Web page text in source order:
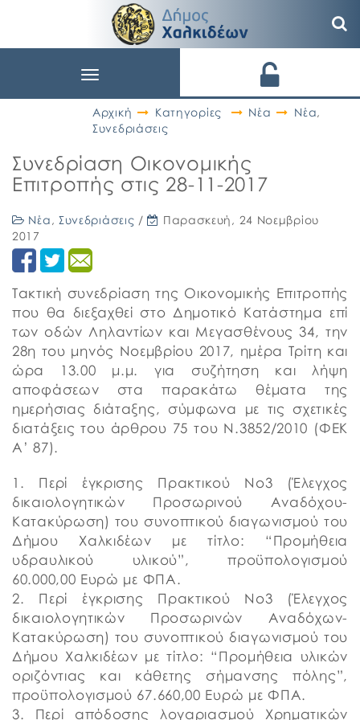
Toggle
Αρχική
Κατηγορίες Νέα Νέα,
Συνεδριάσεις
Συνεδρίαση Οικονομικής
Επιτροπής στις 28-11-2017
Νέα , Συνεδριάσεις /
Παρασκευή, 24 Νοεμβρίου
2017
Τακτική συνεδρίαση της Οικονομικής Επιτροπής
που θα διεξαχθεί στο Δημοτικό Κατάστημα επί
των οδών Ληλαντίων και Μεγασθένους 34, την
28η του μηνός Noεμβρίου 2017, ημέρα Τρίτη και
ώρα 13.00 μ.μ. για συζήτηση και λήψη
αποφάσεων στα παρακάτω θέματα της
ημερήσιας διάταξης, σύμφωνα με τις σχετικές
διατάξεις του άρθρου 75 του Ν.3852/2010 (ΦΕΚ
Α’ 87).
1. Περί έγκρισης Πρακτικού Νο3 (Έλεγχος
δικαιολογητικών Προσωρινού Αναδόχου-
Κατακύρωση) του συνοπτικού διαγωνισμού του
Δήμου Χαλκιδέων με τίτλο: “Προμήθεια
υδραυλικού υλικού”, προϋπολογισμού
60.000,00 Ευρώ με ΦΠΑ.
2. Περί έγκρισης Πρακτικού Νο3 (Έλεγχος
δικαιολογητικών Προσωρινών Αναδόχων-
Κατακύρωση) του συνοπτικού διαγωνισμού του
Δήμου Χαλκιδέων με τίτλο: “Προμήθεια υλικών
οριζόντιας και κάθετης σήμανσης πόλης”,
προϋπολογισμού 67.660,00 Ευρώ με ΦΠΑ.
3. Περί απόδοσης λογαριασμού Χρηματικών